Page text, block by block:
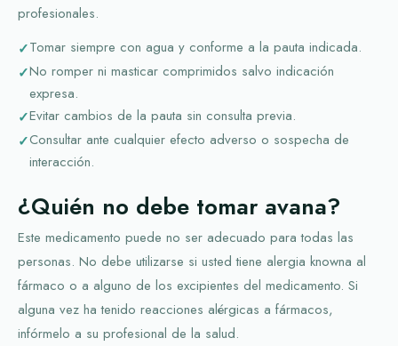
profesionales.
Tomar siempre con agua y conforme a la pauta indicada.
No romper ni masticar comprimidos salvo indicación
expresa.
Evitar cambios de la pauta sin consulta previa.
Consultar ante cualquier efecto adverso o sospecha de
interacción.
¿Quién no debe tomar avana?
Este medicamento puede no ser adecuado para todas las
personas. No debe utilizarse si usted tiene alergia knowna al
fármaco o a alguno de los excipientes del medicamento. Si
alguna vez ha tenido reacciones alérgicas a fármacos,
infórmelo a su profesional de la salud.